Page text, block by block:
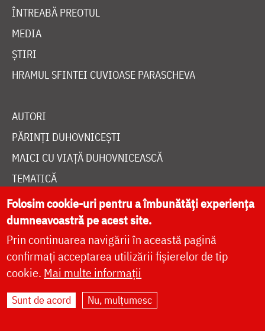
ÎNTREABĂ PREOTUL
MEDIA
ȘTIRI
HRAMUL SFINTEI CUVIOASE PARASCHEVA
AUTORI
PĂRINȚI DUHOVNICEȘTI
MAICI CU VIAȚĂ DUHOVNICEASCĂ
TEMATICĂ
SINAXAR ALFABETIC
MĂNĂSTIRI ȘI BISERICI
CALENDAR ORTODOX
WIDGET DOXOLOGIA
RADIO DOXOLOGIA
Folosim cookie-uri pentru a îmbunătăți experiența
dumneavoastră pe acest site.
Prin continuarea navigării în această pagină
confirmați acceptarea utilizării fișierelor de tip
cookie. Mai multe informații
Sunt de acord Nu, mulțumesc